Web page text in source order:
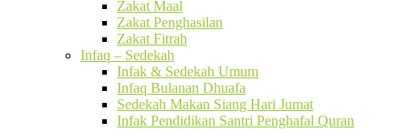
Zakat Maal
Zakat Penghasilan
Zakat Fitrah
Infaq – Sedekah
Infak & Sedekah Umum
Infaq Bulanan Dhuafa
Sedekah Makan Siang Hari Jumat
Infak Pendidikan Santri Penghafal Quran